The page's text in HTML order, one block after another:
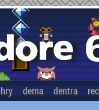
hry dema dentra